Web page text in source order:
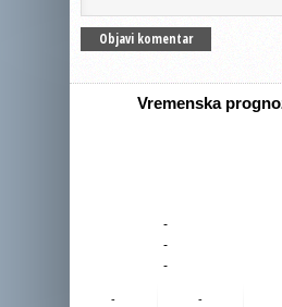
Vremenska
-
-
-
-
-